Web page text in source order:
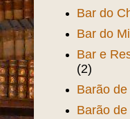
Bar do
Bar do
Bar e
(2)
Barão
Barão